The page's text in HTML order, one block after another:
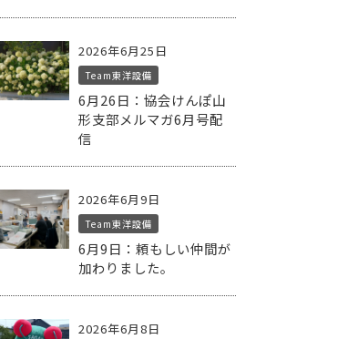
2026年6月25日
Team東洋設備
6月26日：協会けんぽ山
形支部メルマガ6月号配
信
2026年6月9日
Team東洋設備
6月9日：頼もしい仲間が
加わりました。
2026年6月8日